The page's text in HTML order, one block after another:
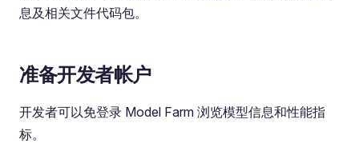
息及相关文件代码包。
准备开发者帐户
开发者可以免登录 Model Farm 浏览模型信息和性能指
标。